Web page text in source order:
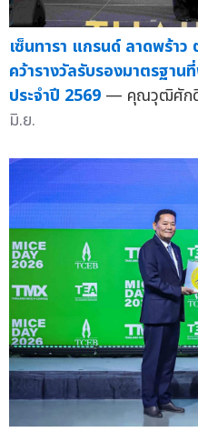
เซ็นทารา แกรนด์ ลาดพร้าว
คว้ารางวัลรับรองมาตรฐา
ประจำปี 2569 — คุณวุฒิศักดิ์
มิ.ย.